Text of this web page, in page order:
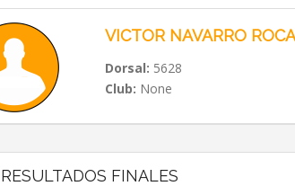
VICTOR NAVARRO ROCA
Dorsal: 5628
Club: None
RESULTADOS FINALES